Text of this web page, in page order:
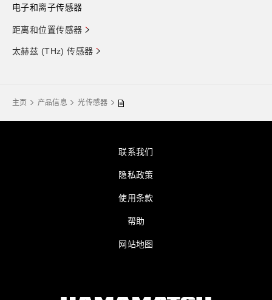
电子和离子传感器
距离和位置传感器
太赫兹 (THz) 传感器
主页 产品信息 光传感器
联系我们
隐私政策
使用条款
帮助
网站地图